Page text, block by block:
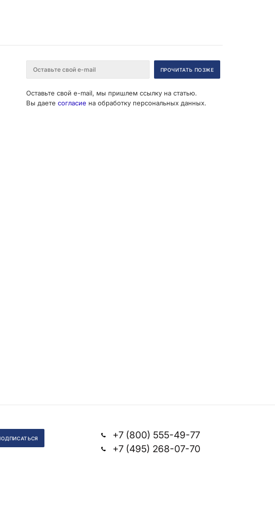
Оставьте свой e-mail, мы пришлем ссылку на статью.
Вы даете согласие на обработку персональных данных.
+7 (800) 555-49-77
+7 (495) 268-07-70